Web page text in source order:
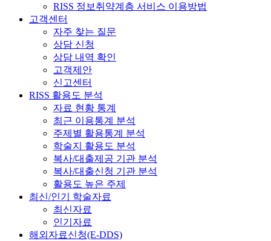
RISS 정보취약계층 서비스 이용방법
고객센터
자주 찾는 질문
상담 신청
상담 내역 확인
고객제안
신고센터
RISS 활용도 분석
자료 현황 통계
최근 이용통계 분석
주제별 활용통계 분석
학술지 활용도 분석
복사/대출제공 기관 분석
복사/대출신청 기관 분석
활용도 높은 주제
최신/인기 학술자료
최신자료
인기자료
해외자료신청(E-DDS)